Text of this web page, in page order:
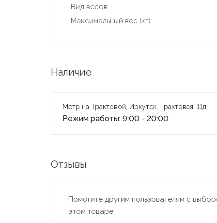
Вид весов
Максимальный вес (кг)
Наличие
Метр на Трактовой, Иркутск, Трактовая, 11д
Режим работы: 9:00 - 20:00
Отзывы
Помогите другим пользователям с
этом товаре